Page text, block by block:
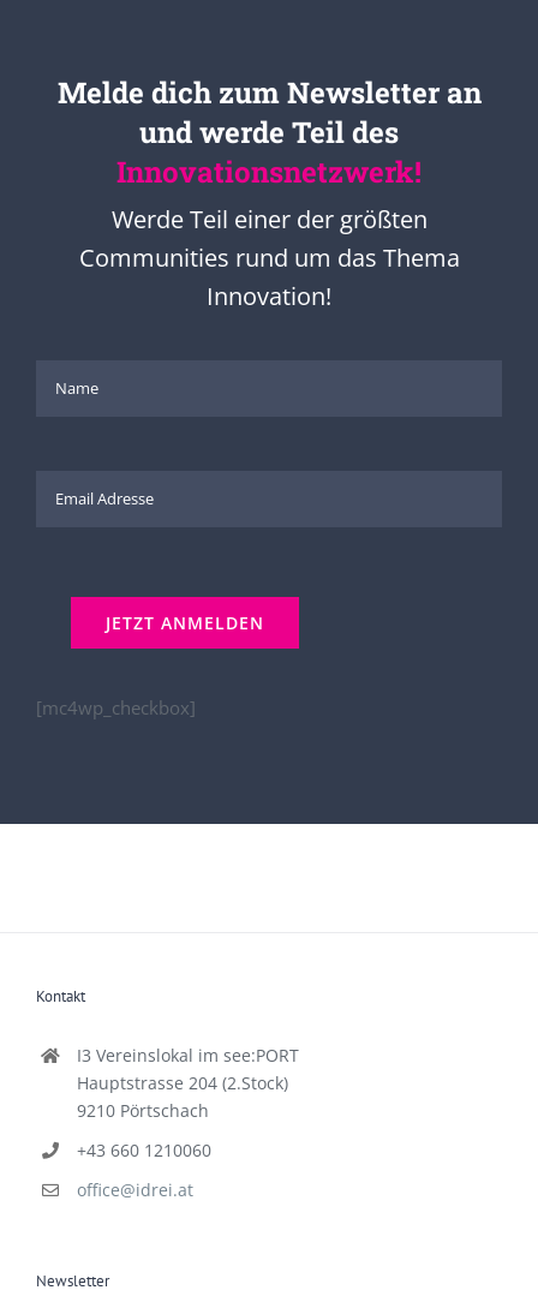
Melde dich zum Newsletter an
und werde Teil des
Innovationsnetzwerk!
Werde Teil einer der größten
Communities rund um das Thema
Innovation!
[mc4wp_checkbox]
Kontakt
I3 Vereinslokal im see:PORT
Hauptstrasse 204 (2.Stock)
9210 Pörtschach
+43 660 1210060
office@idrei.at
Newsletter